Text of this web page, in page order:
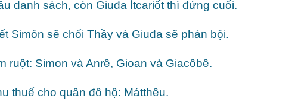
danh sách, còn Giuđa Ítcariốt thì đứng cuối.
Simôn sẽ chối Thầy và Giuđa sẽ phản bội.
ruột: Simon và Anrê, Gioan và Giacôbê.
thuế cho quân đô hộ: Mátthêu.